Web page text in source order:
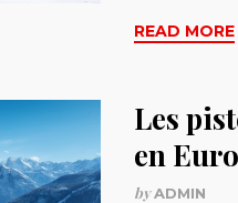
READ MORE
Les
en
byADMIN